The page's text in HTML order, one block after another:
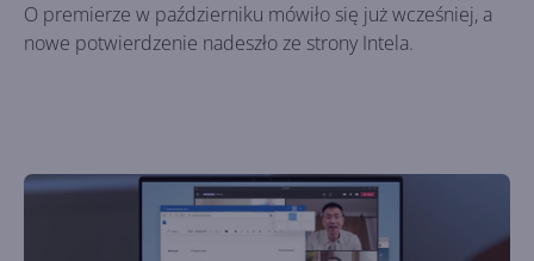
O premierze w październiku mówiło się już wcześniej, a
nowe potwierdzenie nadeszło ze strony Intela.